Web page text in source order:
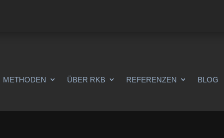
METHODEN ÜBER RKB REFERENZEN BLOG